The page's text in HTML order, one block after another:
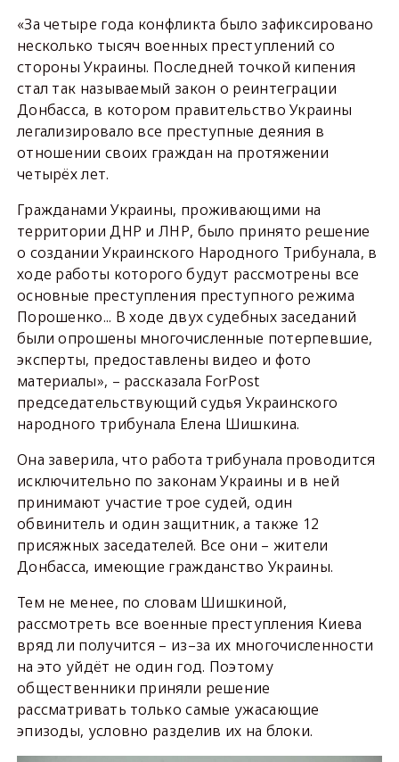
«За четыре года конфликта было зафиксировано
несколько тысяч военных преступлений со
стороны Украины. Последней точкой кипения
стал так называемый закон о реинтеграции
Донбасса, в котором правительство Украины
легализировало все преступные деяния в
отношении своих граждан на протяжении
четырёх лет.
Гражданами Украины, проживающими на
территории ДНР и ЛНР, было принято решение
о создании Украинского Народного Трибунала, в
ходе работы которого будут рассмотрены все
основные преступления преступного режима
Порошенко... В ходе двух судебных заседаний
были опрошены многочисленные потерпевшие,
эксперты, предоставлены видео и фото
материалы», – рассказала ForPost
председательствующий судья Украинского
народного трибунала Елена Шишкина.
Она заверила, что работа трибунала проводится
исключительно по законам Украины и в ней
принимают участие трое судей, один
обвинитель и один защитник, а также 12
присяжных заседателей. Все они – жители
Донбасса, имеющие гражданство Украины.
Тем не менее, по словам Шишкиной,
рассмотреть все военные преступления Киева
вряд ли получится – из–за их многочисленности
на это уйдёт не один год. Поэтому
общественники приняли решение
рассматривать только самые ужасающие
эпизоды, условно разделив их на блоки.